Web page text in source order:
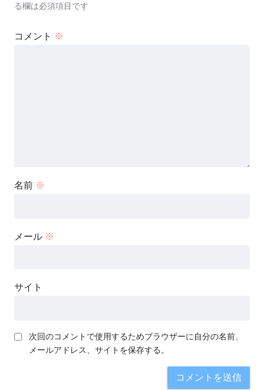
る欄は必須項目です
コメント ※
名前 ※
メール ※
サイト
次回のコメントで使用するためブラウザーに自分の名前、
メールアドレス、サイトを保存する。